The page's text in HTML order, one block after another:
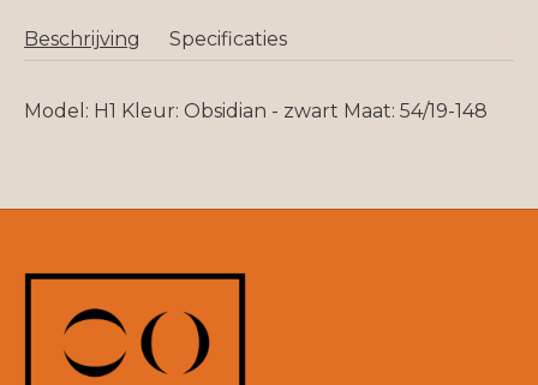
Beschrijving Specificaties
Model: H1 Kleur: Obsidian - zwart Maat: 54/19-148